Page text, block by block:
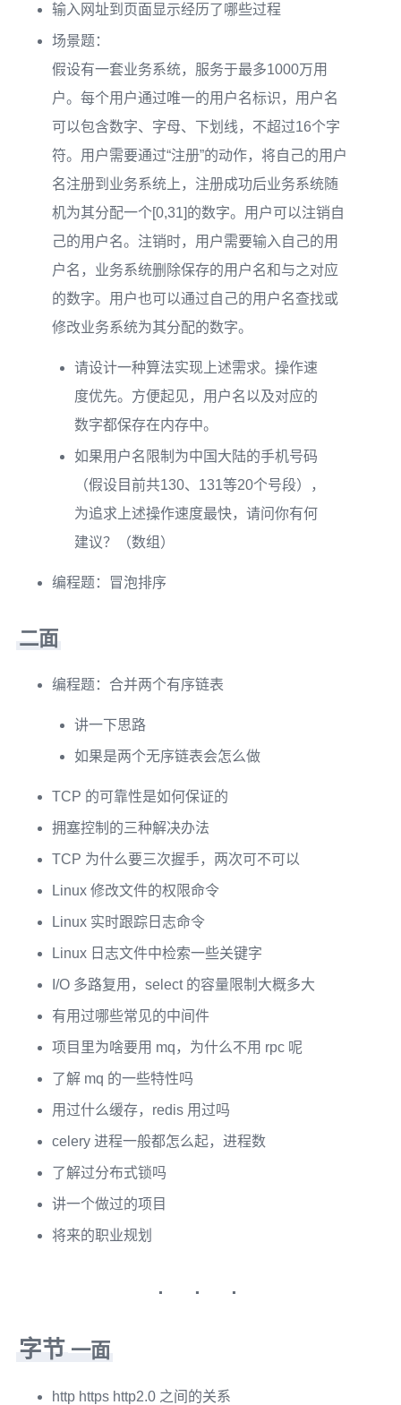
输入网址到页面显示经历了哪些过程
场景题：
假设有一套业务系统，服务于最多1000万用
户。每个用户通过唯一的用户名标识，用户名
可以包含数字、字母、下划线，不超过16个字
符。用户需要通过“注册”的动作，将自己的用户
名注册到业务系统上，注册成功后业务系统随
机为其分配一个[0,31]的数字。用户可以注销自
己的用户名。注销时，用户需要输入自己的用
户名，业务系统删除保存的用户名和与之对应
的数字。用户也可以通过自己的用户名查找或
修改业务系统为其分配的数字。
请设计一种算法实现上述需求。操作速
度优先。方便起见，用户名以及对应的
数字都保存在内存中。
如果用户名限制为中国大陆的手机号码
（假设目前共130、131等20个号段），
为追求上述操作速度最快，请问你有何
建议？（数组）
编程题：冒泡排序
二面
编程题：合并两个有序链表
讲一下思路
如果是两个无序链表会怎么做
TCP 的可靠性是如何保证的
拥塞控制的三种解决办法
TCP 为什么要三次握手，两次可不可以
Linux 修改文件的权限命令
Linux 实时跟踪日志命令
Linux 日志文件中检索一些关键字
I/O 多路复用，select 的容量限制大概多大
有用过哪些常见的中间件
项目里为啥要用 mq，为什么不用 rpc 呢
了解 mq 的一些特性吗
用过什么缓存，redis 用过吗
celery 进程一般都怎么起，进程数
了解过分布式锁吗
讲一个做过的项目
将来的职业规划
字节 一面
http https http2.0 之间的关系